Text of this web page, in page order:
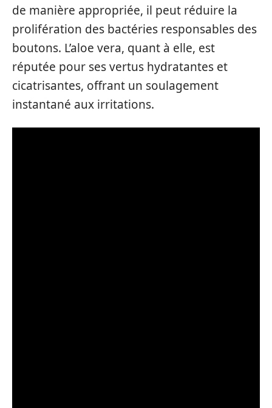
de manière appropriée, il peut réduire la
prolifération des bactéries responsables des
boutons. L’aloe vera, quant à elle, est
réputée pour ses vertus hydratantes et
cicatrisantes, offrant un soulagement
instantané aux irritations.